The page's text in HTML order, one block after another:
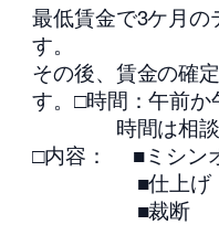
最低賃金で3ケ月の
す。
その後、賃金の確
す。□時間：午前か
時間は相談
□内容： ■ミシン
■仕上げ
■裁断 各